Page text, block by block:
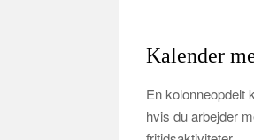
Kalender
En kolonneopdelt
hvis du arbejder